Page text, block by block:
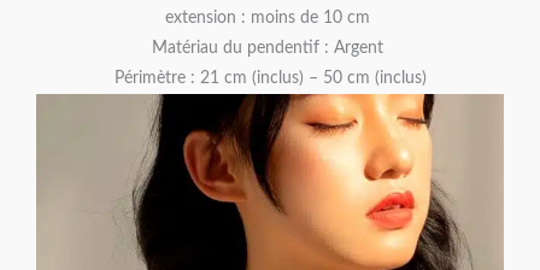
extension : moins de 10 cm
Matériau du pendentif : Argent
Périmètre : 21 cm (inclus) – 50 cm (inclus)